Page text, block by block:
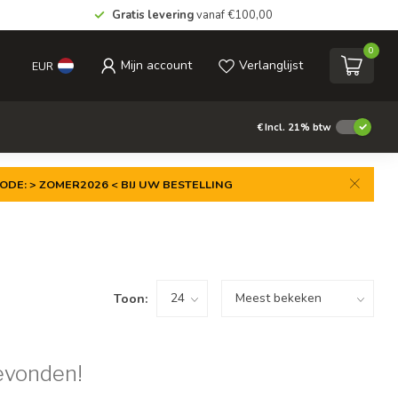
Gratis leveringvanaf €100,00
EUR Mijn account Verlanglijst
0
€Incl. 21% btw
> ZOMER2026 < BIJ UW BESTELLING
Toon: